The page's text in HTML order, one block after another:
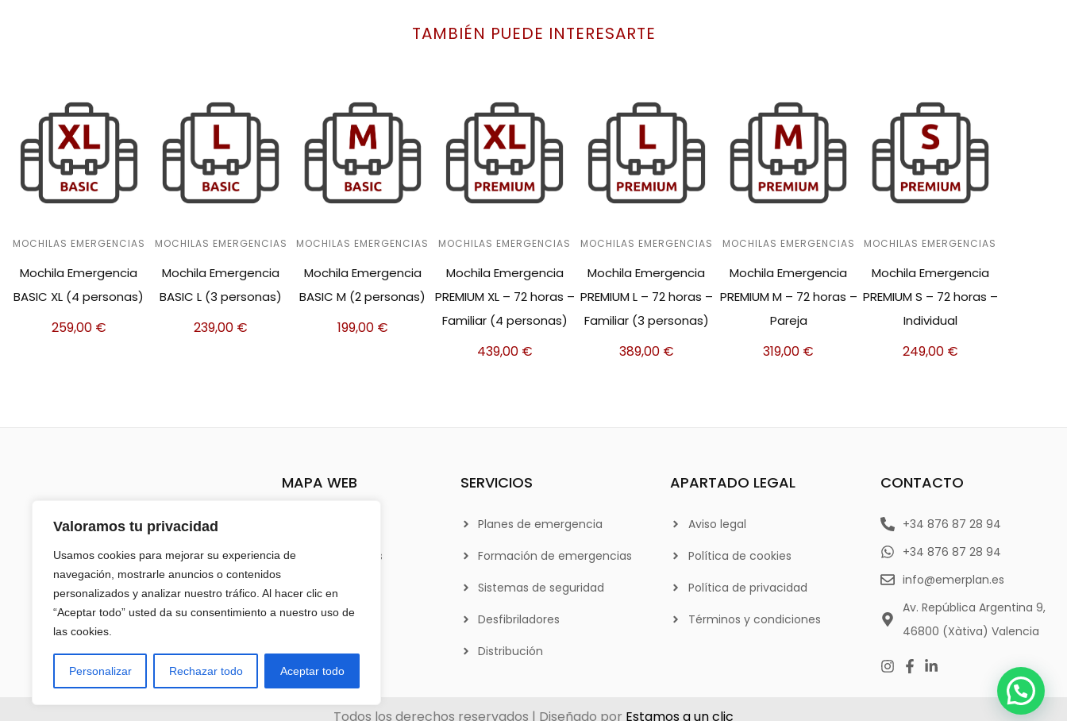
Valoramos tu privacidad
Usamos cookies para mejorar su experiencia de
navegación, mostrarle anuncios o contenidos
personalizados y analizar nuestro tráfico. Al hacer clic en
“Aceptar todo” usted da su consentimiento a nuestro uso de
las cookies.
Personalizar Rechazar todo Aceptar todo
TAMBIÉN PUEDE INTERESARTE
MOCHILAS EMERGENCIAS
Mochila Emergencia
BASIC XL (4 personas)
259,00 €
MOCHILAS EMERGENCIAS
Mochila Emergencia
BASIC L (3 personas)
239,00 €
MOCHILAS EMERGENCIAS
Mochila Emergencia
BASIC M (2 personas)
199,00 €
MOCHILAS EMERGENCIAS
Mochila Emergencia
PREMIUM XL – 72 horas –
Familiar (4 personas)
439,00 €
MOCHILAS EMERGENCIAS
Mochila Emergencia
PREMIUM L – 72 horas –
Familiar (3 personas)
389,00 €
MOCHILAS EMERGENCIAS
Mochila Emergencia
PREMIUM M – 72 horas –
Pareja
319,00 €
MOCHILAS EMERGENCIAS
Mochila Emergencia
PREMIUM S – 72 horas –
Individual
249,00 €
MAPA WEB
Sobre nosotros
Tienda
Mi cuenta
Contacto
SERVICIOS
Planes de emergencia
Formación de emergencias
Sistemas de seguridad
Desfibriladores
Distribución
APARTADO LEGAL
Aviso legal
Política de cookies
Política de privacidad
Términos y condiciones
CONTACTO
+34 876 87 28 94
+34 876 87 28 94
info@emerplan.es
Av. República Argentina 9,
46800 (Xàtiva) Valencia
Todos los derechos reservados | Diseñado por Estamos a un clic